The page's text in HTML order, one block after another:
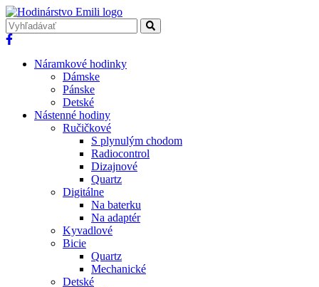
Náramkové hodinky
Dámske
Pánske
Detské
Nástenné hodiny
Ručičkové
S plynulým chodom
Radiocontrol
Dizajnové
Quartz
Digitálne
Na baterku
Na adaptér
Kyvadlové
Bicie
Quartz
Mechanické
Detské